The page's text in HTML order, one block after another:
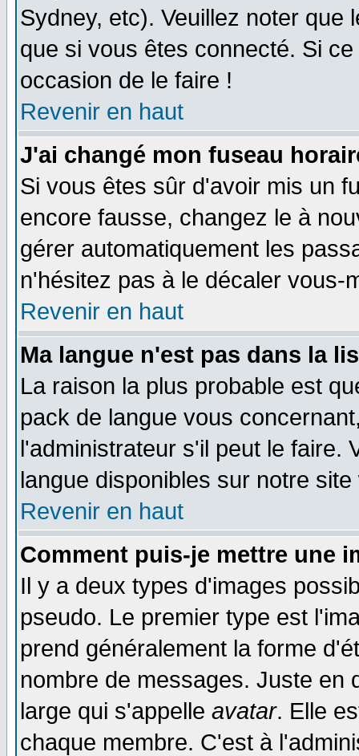
Sydney, etc). Veuillez noter que
que si vous êtes connecté. Si
occasion de le faire !
Revenir en haut
J'ai changé mon fuseau
Si vous êtes sûr d'avoir mis un
encore fausse, changez le à
gérer automatiquement les
n'hésitez pas à le décaler vous-
Revenir en haut
Ma langue n'est pas dans la
La raison la plus probable est
pack de langue vous
l'administrateur s'il peut le faire.
langue disponibles sur notre site
Revenir en haut
Comment puis-je mettre une
Il y a deux types d'images
pseudo. Le premier type est
prend généralement la forme
nombre de messages. Juste en
large qui s'appelle avatar. Elle
chaque membre. C'est à